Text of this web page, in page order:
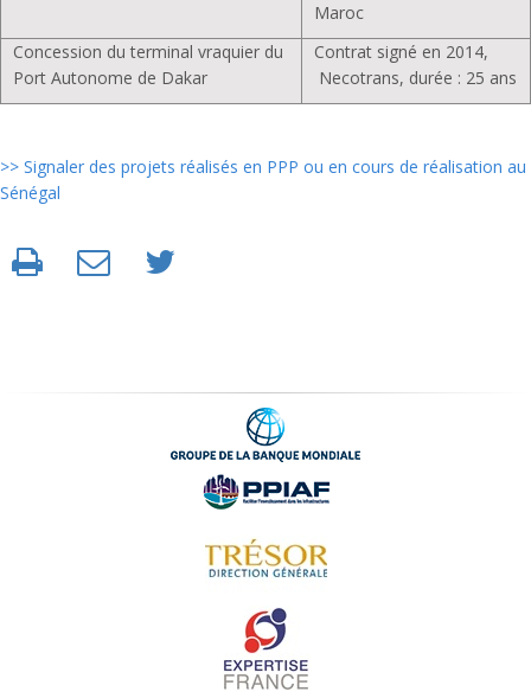
Maroc
Concession du terminal vraquier du
Port Autonome de Dakar
Contrat signé en 2014,
Necotrans, durée : 25 ans
>> Signaler des projets réalisés en PPP ou en cours de réalisation au
Sénégal